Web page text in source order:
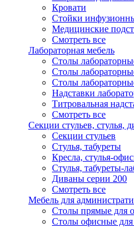
Кровати
Стойки
Медицинские
Смотреть все
Лабораторная мебель
Столы
Столы
Столы
Надставки
Титровальная
Смотреть все
Секции стульев, стулья,
Секции стульев
Стулья, табуреты
Кресла, стулья-
Стулья, табуреты-
Диваны серии 200
Смотреть все
Мебель для
Столы прямые для
Столы офисные для